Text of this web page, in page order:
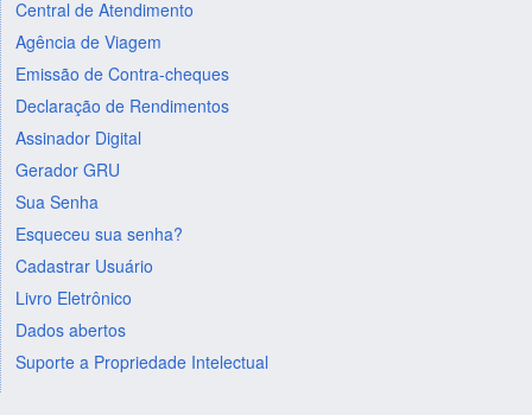
Central de Atendimento
Agência de Viagem
Emissão de Contra-cheques
Declaração de Rendimentos
Assinador Digital
Gerador GRU
Sua Senha
Esqueceu sua senha?
Cadastrar Usuário
Livro Eletrônico
Dados abertos
Suporte a Propriedade Intelectual